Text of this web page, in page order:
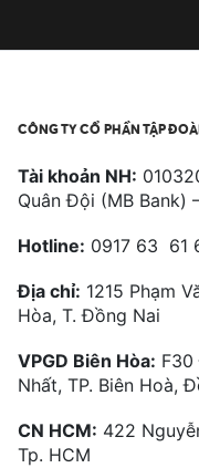
CÔNG TY CỔ PHẦN TẬP
Tài khoản NH:
Quân Đội (MB Bank)
Hotline: 0917 63 61
Địa chỉ: 1215 Phạm
Hòa, T. Đồng Nai
VPGD Biên Hòa: F30
Nhất, TP. Biên Hoà,
CN HCM: 422
Tp. HCM